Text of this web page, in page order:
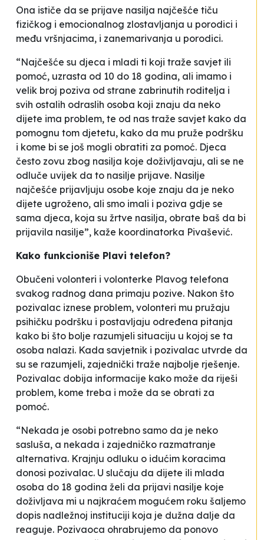
Ona ističe da se prijave nasilja najčešće tiču
fizičkog i emocionalnog zlostavljanja u porodici i
među vršnjacima, i zanemarivanja u porodici.
“Najčešće su djeca i mladi ti koji traže savjet ili
pomoć, uzrasta od 10 do 18 godina, ali imamo i
velik broj poziva od strane zabrinutih roditelja i
svih ostalih odraslih osoba koji znaju da neko
dijete ima problem, te od nas traže savjet kako da
pomognu tom djetetu, kako da mu pruže podršku
i kome bi se još mogli obratiti za pomoć. Djeca
često zovu zbog nasilja koje doživljavaju, ali se ne
odluče uvijek da to nasilje prijave. Nasilje
najčešće prijavljuju osobe koje znaju da je neko
dijete ugroženo, ali smo imali i poziva gdje se
sama djeca, koja su žrtve nasilja, obrate baš da bi
prijavila nasilje”, kaže koordinatorka Pivašević.
Kako funkcioniše Plavi telefon?
Obučeni volonteri i volonterke Plavog telefona
svakog radnog dana primaju pozive. Nakon što
pozivalac iznese problem, volonteri mu pružaju
psihičku podršku i postavljaju određena pitanja
kako bi što bolje razumjeli situaciju u kojoj se ta
osoba nalazi. Kada savjetnik i pozivalac utvrde da
su se razumjeli, zajednički traže najbolje rješenje.
Pozivalac dobija informacije kako može da riješi
problem, kome treba i može da se obrati za
pomoć.
“Nekada je osobi potrebno samo da je neko
sasluša, a nekada i zajedničko razmatranje
alternativa. Krajnju odluku o idućim koracima
donosi pozivalac. U slučaju da dijete ili mlada
osoba do 18 godina želi da prijavi nasilje koje
doživljava mi u najkraćem mogućem roku šaljemo
dopis nadležnoj instituciji koja je dužna dalje da
reaguje. Pozivaoca ohrabrujemo da ponovo